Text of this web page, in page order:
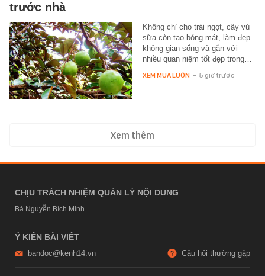
trước nhà
Không chỉ cho trái ngọt, cây vú
sữa còn tạo bóng mát, làm đẹp
không gian sống và gắn với
nhiều quan niệm tốt đẹp trong…
XEM MUA LUÔN - 5 giờ trước
Xem thêm
CHỊU TRÁCH NHIỆM QUẢN LÝ NỘI DUNG
Bà Nguyễn Bích Minh
Ý KIẾN BÀI VIẾT
bandoc@kenh14.vn Câu hỏi thường gặp